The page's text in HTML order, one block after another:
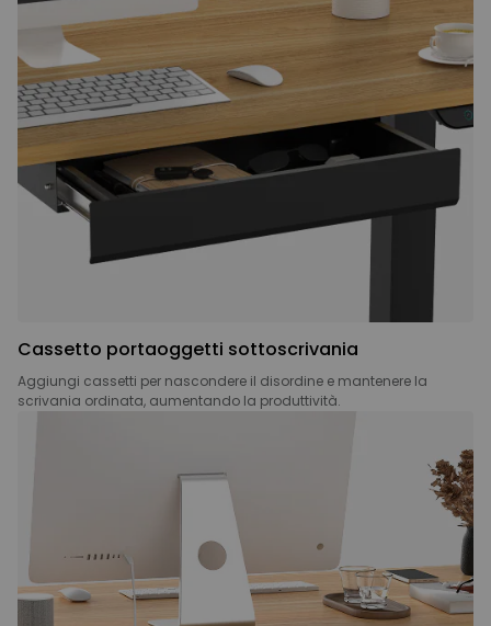
Cassetto portaoggetti sottoscrivania
Aggiungi cassetti per nascondere il disordine e mantenere la
scrivania ordinata, aumentando la produttività.